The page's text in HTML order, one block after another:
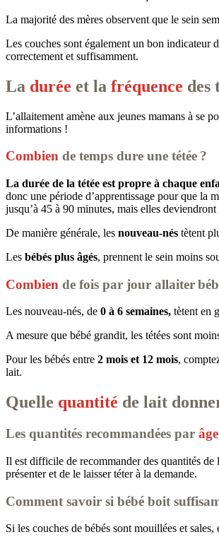
La majorité des mères observent que le sein
Les couches sont également un bon indicateur
correctement et suffisamment.
La durée et la fréquence des
L’allaitement amène aux jeunes mamans à se
informations !
Combien de temps dure une tétée ?
La durée de la tétée est propre à chaque
donc une période d’apprentissage pour que la
jusqu’à 45 à 90 minutes, mais elles
De manière générale, les nouveau-nés tètent
Les bébés plus âgés, prennent le sein moins
Combien de fois par jour allaiter
Les nouveau-nés, de 0 à 6 semaines, tètent en
A mesure que bébé grandit, les tétées sont
Pour les bébés entre 2 mois et 12 mois,
lait.
Quelle quantité de lait
Les quantités recommandées par âge
Il est difficile de recommander des quantités
présenter et de le laisser téter à la demande.
Comment savoir si bébé boit
Si les couches de bébés sont mouillées et